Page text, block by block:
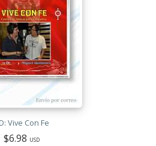
Vive Con Fe
$6.98 USD